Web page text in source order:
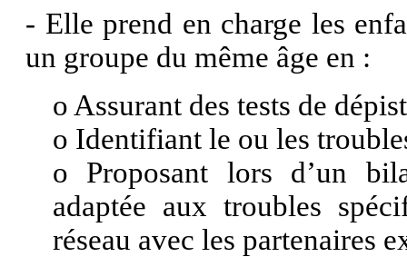
- Elle prend en charge les
un groupe du même âge en :
o Assurant des tests de
o Identifiant le ou les
o Proposant lors d’un
adaptée aux troubles
réseau avec les partenaires